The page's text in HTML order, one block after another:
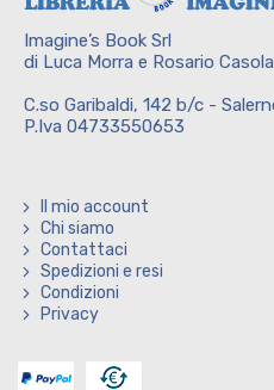
Imagine’s Book Srl
di Luca Morra e Rosario
C.so Garibaldi, 142 b/c -
P.Iva 04733550653
Il mio account
Chi siamo
Contattaci
Spedizioni e resi
Condizioni
Privacy